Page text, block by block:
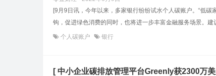
[9月9日讯，今年以来，多家银行纷纷试水个人碳账户。“低
钩，促进绿色消费的同时，也将进一步丰富金融服务场景。建
个人碳账户 银行
[ 中小企业碳排放管理平台Greenly获2300万